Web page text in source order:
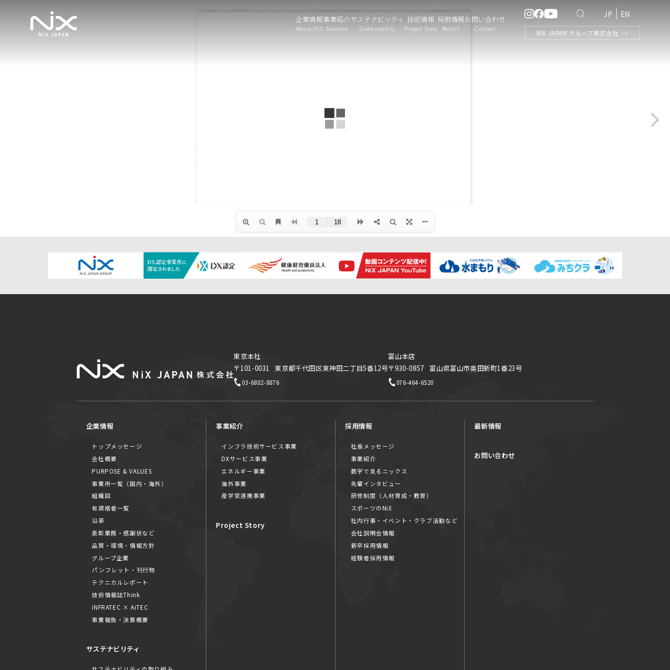
企業情報
About NiX
事業紹介
Solution
サステナビリティ
Sustainability
技術情報
Project Story
採用情報
Recruit
お問い合わせ
Contact
EN
JP
NiX JAPAN グループ株式会社
東京本社
〒101-0031
東京都千代田区東神田二丁目5番12号
03-6802-8876
富山本店
〒930-0857 富山県富山市奥田新町1番23号
076-464-6520
企業情報
トップメッセージ
会社概要
PURPOSE & VALUES
事業所一覧（国内・海外）
組織図
有資格者一覧
沿革
表彰業務・感謝状など
品質・環境・情報方針
グループ企業
パンフレット・刊行物
テクニカルレポート
技術情報誌Think
iNFRATEC × AiTEC
事業報告・決算概要
サステナビリティ
事業紹介
インフラ技術サービス事業
DXサービス事業
エネルギー事業
海外事業
産学官連携事業
Project Story
採用情報
社長メッセージ
事業紹介
数字で見るニックス
先輩インタビュー
研修制度（人材育成・教育）
スポーツのNiX
社内行事・イベント・クラブ活動など
会社説明会情報
新卒採用情報
経験者採用情報
最新情報
お問い合わせ